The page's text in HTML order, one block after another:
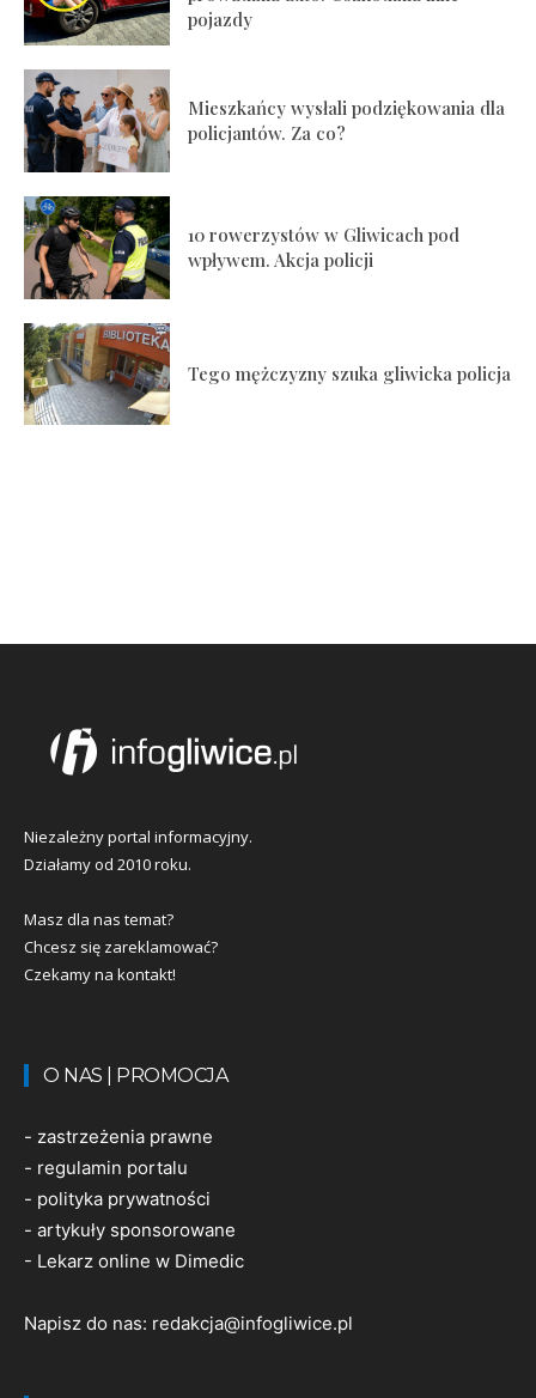
pojazdy
Mieszkańcy wysłali podziękowania dla
policjantów. Za co?
10 rowerzystów w Gliwicach pod
wpływem. Akcja policji
Tego mężczyzny szuka gliwicka policja
Niezależny portal informacyjny.
Działamy od 2010 roku.
Masz dla nas temat?
Chcesz się zareklamować?
Czekamy na kontakt!
O NAS | PROMOCJA
- zastrzeżenia prawne
- regulamin portalu
- polityka prywatności
- artykuły sponsorowane
- Lekarz online w Dimedic
Napisz do nas: redakcja@infogliwice.pl